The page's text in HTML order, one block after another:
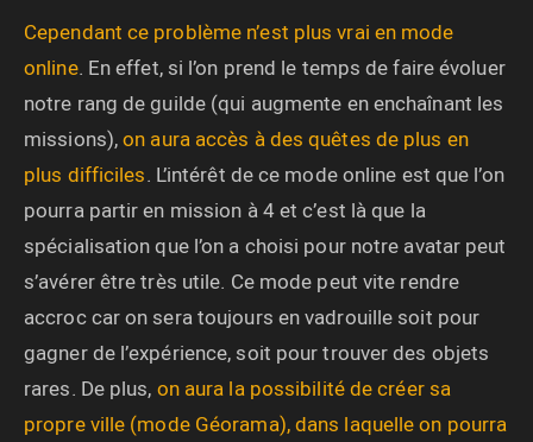
Cependant ce problème n’est plus vrai en mode
online. En effet, si l’on prend le temps de faire évoluer
notre rang de guilde (qui augmente en enchaînant les
missions),on aura accès à des quêtes de plus en
plus difficiles. L’intérêt de ce mode online est que l’on
pourra partir en mission à 4 et c’est là que la
spécialisation que l’on a choisi pour notre avatar peut
s’avérer être très utile. Ce mode peut vite rendre
accroc car on sera toujours en vadrouille soit pour
gagner de l’expérience, soit pour trouver des objets
rares. De plus, on aura la possibilité de créer sa
propre ville (mode Géorama), dans laquelle on pourra